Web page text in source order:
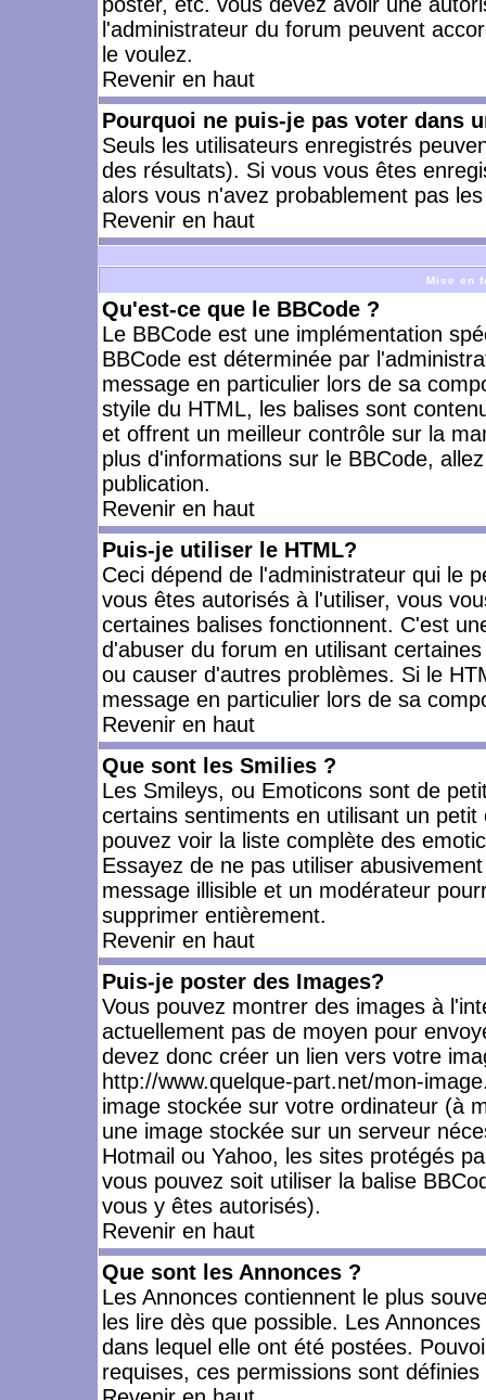
l'administrateur du forum peuvent
le voulez.
Revenir en haut
Pourquoi ne puis-je pas voter dans
Seuls les utilisateurs enregistrés
des résultats). Si vous vous êtes
alors vous n'avez probablement pas
Revenir en haut
Mise en
Qu'est-ce que le BBCode ?
Le BBCode est une implémentation
BBCode est déterminée par
message en particulier lors de sa
styile du HTML, les balises sont
et offrent un meilleur contrôle sur la
plus d'informations sur le BBCode,
publication.
Revenir en haut
Puis-je utiliser le HTML?
Ceci dépend de l'administrateur qui le
vous êtes autorisés à l'utiliser, vous
certaines balises fonctionnent. C'est
d'abuser du forum en utilisant
ou causer d'autres problèmes. Si le
message en particulier lors de sa
Revenir en haut
Que sont les Smilies ?
Les Smileys, ou Emoticons sont de
certains sentiments en utilisant un
pouvez voir la liste complète des
Essayez de ne pas utiliser
message illisible et un modérateur
supprimer entièrement.
Revenir en haut
Puis-je poster des Images?
Vous pouvez montrer des images à
actuellement pas de moyen pour
devez donc créer un lien vers votre
http://www.quelque-part.net/mon-
image stockée sur votre ordinateur (à
une image stockée sur un serveur
Hotmail ou Yahoo, les sites protégés
vous pouvez soit utiliser la balise
vous y êtes autorisés).
Revenir en haut
Que sont les Annonces ?
Les Annonces contiennent le plus
les lire dès que possible. Les
dans lequel elle ont été postées.
requises, ces permissions sont